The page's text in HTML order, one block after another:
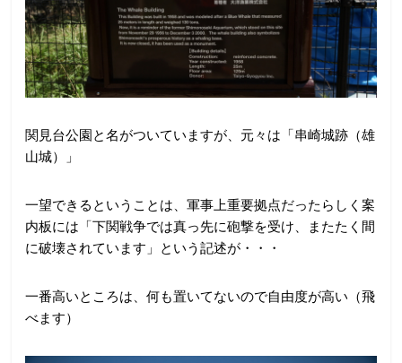
関見台公園と名がついていますが、元々は「串崎城跡（雄
山城）」
一望できるということは、軍事上重要拠点だったらしく案
内板には「下関戦争では真っ先に砲撃を受け、またたく間
に破壊されています」という記述が・・・
一番高いところは、何も置いてないので自由度が高い（飛
べます）